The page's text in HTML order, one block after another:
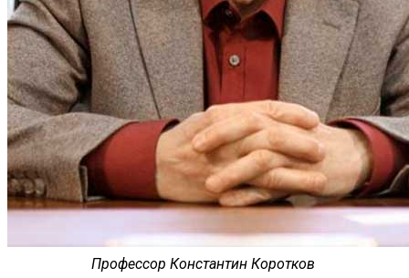
Профессор Константин Коротков